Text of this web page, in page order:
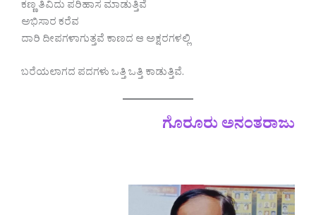
ಕಣ್ಣ ತಿವಿದು ಪರಿಹಾಸ ಮಾಡುತ್ತಿವೆ
ಅಭಿಸಾರ ಕರೆವ
ದಾರಿ ದೀಪಗಳಾಗುತ್ತವೆ ಕಾಣದ ಆ ಅಕ್ಷರಗಳಲ್ಲಿ
ಬರೆಯಲಾಗದ ಪದಗಳು ಒತ್ತಿ ಒತ್ತಿ ಕಾಡುತ್ತಿವೆ.
ಗೊರೂರು ಅನಂತರಾಜು